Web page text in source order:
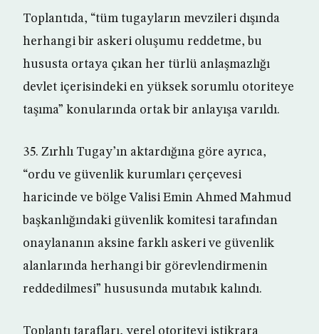
Toplantıda, “tüm tugayların mevzileri dışında
herhangi bir askeri oluşumu reddetme, bu
hususta ortaya çıkan her türlü anlaşmazlığı
devlet içerisindeki en yüksek sorumlu otoriteye
taşıma” konularında ortak bir anlayışa varıldı.
35. Zırhlı Tugay’ın aktardığına göre ayrıca,
“ordu ve güvenlik kurumları çerçevesi
haricinde ve bölge Valisi Emin Ahmed Mahmud
başkanlığındaki güvenlik komitesi tarafından
onaylananın aksine farklı askeri ve güvenlik
alanlarında herhangi bir görevlendirmenin
reddedilmesi” hususunda mutabık kalındı.